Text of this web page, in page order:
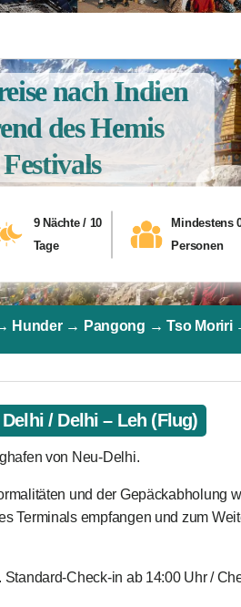
nach Indien
des Hemis
Festivals
9 Nächte / 10
Tage
Mindestens
Personen
Hunder → Pangong → Tso Moriri
/ Delhi – Leh (Flug)
von Neu-Delhi.
und der Gepäckabholung
Terminals empfangen und zum
Check-in ab 14:00 Uhr /